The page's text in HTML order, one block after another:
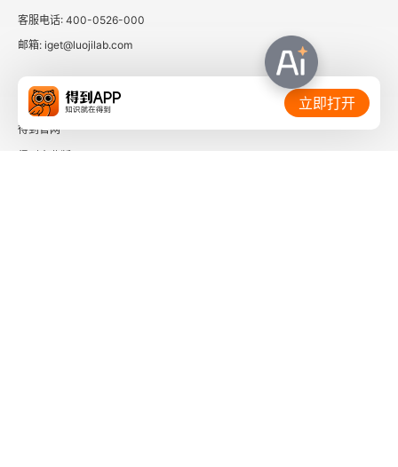
客服电话: 400-0526-000
邮箱: iget@luojilab.com
相关链接：
得到官网
立即打开